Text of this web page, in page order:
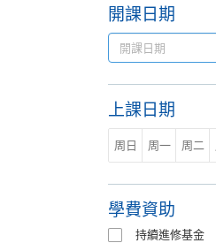
開課日期
上課日期
周日 周一 周二
學費資助
持續進修基金